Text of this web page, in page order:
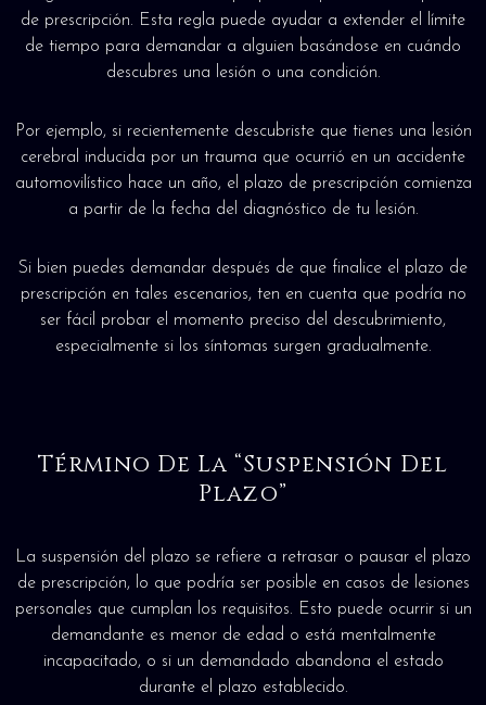
de prescripción. Esta regla puede ayudar a extender el límite
de tiempo para demandar a alguien basándose en cuándo
descubres una lesión o una condición.
Por ejemplo, si recientemente descubriste que tienes una lesión
cerebral inducida por un trauma que ocurrió en un accidente
automovilístico hace un año, el plazo de prescripción comienza
a partir de la fecha del diagnóstico de tu lesión.
Si bien puedes demandar después de que finalice el plazo de
prescripción en tales escenarios, ten en cuenta que podría no
ser fácil probar el momento preciso del descubrimiento,
especialmente si los síntomas surgen gradualmente.
Término De La “Suspensión Del
Plazo”
La suspensión del plazo se refiere a retrasar o pausar el plazo
de prescripción, lo que podría ser posible en casos de lesiones
personales que cumplan los requisitos. Esto puede ocurrir si un
demandante es menor de edad o está mentalmente
incapacitado, o si un demandado abandona el estado
durante el plazo establecido.